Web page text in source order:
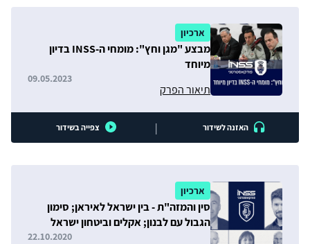
ארכיון
מבצע "מגן וחץ": מומחי ה-INSS בדיון
מיוחד
תיאור הפרק
09.05.2023
האזנה לשידור | צפייה בשידור
ארכיון
סין והמזה"ת - בין ישראל לאיראן; סימון
הגבול עם לבנון; אקלים וביטחון ישראל
22.10.2020